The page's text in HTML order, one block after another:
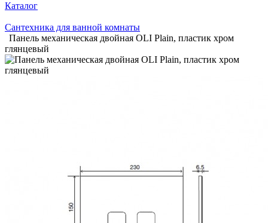
Каталог
Сантехника для ванной комнаты
Панель механическая двойная OLI Plain, пластик хром
глянцевый